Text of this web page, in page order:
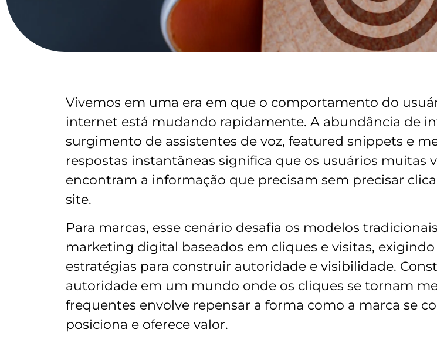
Vivemos em uma era em que o comportamento do
internet está mudando rapidamente. A abundância de
surgimento de assistentes de voz, featured snippets e
respostas instantâneas significa que os usuários muitas
encontram a informação que precisam sem precisar
site.
Para marcas, esse cenário desafia os modelos
marketing digital baseados em cliques e visitas, exigindo
estratégias para construir autoridade e visibilidade.
autoridade em um mundo onde os cliques se tornam
frequentes envolve repensar a forma como a marca se
posiciona e oferece valor.